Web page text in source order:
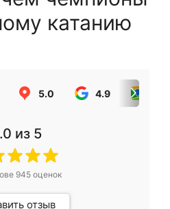
катанию
5.0 4.9
из 5
945оценок
отзыв